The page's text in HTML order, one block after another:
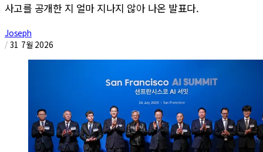
사고를 공개한 지 얼마 지나지 않아 나온 발표다.
Joseph
/ 31 7월 2026